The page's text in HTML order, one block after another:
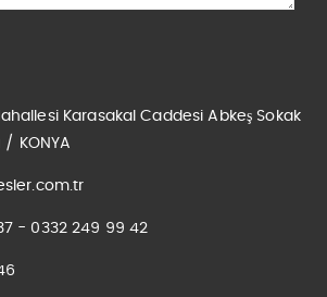
Karasakal Caddesi Abkeş Sokak
/ KONYA
- 0332 249 99 42